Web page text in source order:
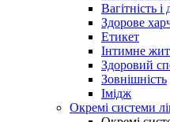
Вагітність
Здорове
Етикет
Інтимне
Здоровий
Зовнішність
Імідж
Окремі системи